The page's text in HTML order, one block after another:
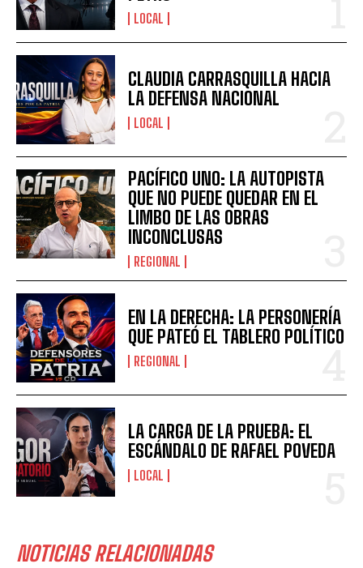
LOCAL
CLAUDIA CARRASQUILLA HACIA
LA DEFENSA NACIONAL
LOCAL
PACÍFICO UNO: LA AUTOPISTA
QUE NO PUEDE QUEDAR EN EL
LIMBO DE LAS OBRAS
INCONCLUSAS
REGIONAL
EN LA DERECHA: LA PERSONERÍA
QUE PATEÓ EL TABLERO POLÍTICO
REGIONAL
LA CARGA DE LA PRUEBA: EL
ESCÁNDALO DE RAFAEL POVEDA
LOCAL
NOTICIAS RELACIONADAS